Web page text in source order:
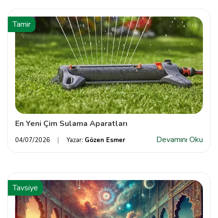
Tamir
En Yeni Çim Sulama Aparatları
04/07/2026 Yazar: Gözen Esmer Devamını Oku
Tavsiye